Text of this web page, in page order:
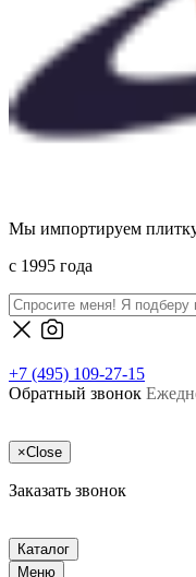
Мы импортируем
c 1995 года
+7 (495) 109-27-15
Обратный звонок
×Close
Заказать звонок
Каталог
Меню